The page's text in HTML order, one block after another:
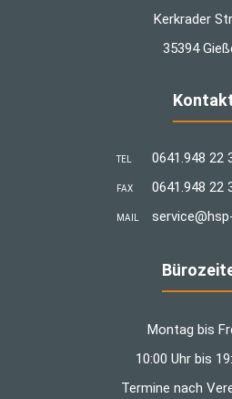
Kerkrader
35394
TEL 0641.948 22
FAX 0641.948 22
MAIL
Montag bis
10:00 Uhr bis
Termine nach